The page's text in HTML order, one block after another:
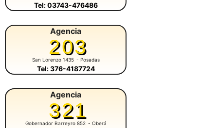
Tel: 03743-476486
Agencia
203
San Lorenzo 1435 - Posadas
Tel: 376-4187724
Agencia
321
Gobernador Barreyro 852 - Oberá